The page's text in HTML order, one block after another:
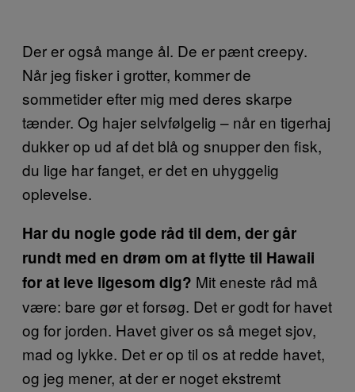
Der er også mange ål. De er pænt creepy.
Når jeg fisker i grotter, kommer de
sommetider efter mig med deres skarpe
tænder. Og hajer selvfølgelig – når en tigerhaj
dukker op ud af det blå og snupper den fisk,
du lige har fanget, er det en uhyggelig
oplevelse.
Har du nogle gode råd til dem, der går
rundt med en drøm om at flytte til Hawaii
for at leve ligesom dig? Mit eneste råd må
være: bare gør et forsøg. Det er godt for havet
og for jorden. Havet giver os så meget sjov,
mad og lykke. Det er op til os at redde havet,
og jeg mener, at der er noget ekstremt